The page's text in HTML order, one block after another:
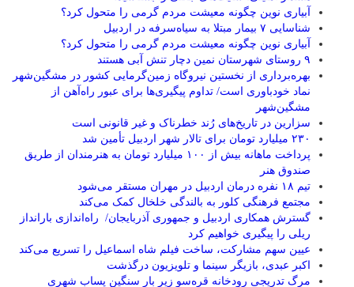
آبیاری نوین چگونه معیشت مردم گرمی را متحول کرد؟
شناسایی ۷ بیمار مبتلا به سیاه‌سرفه در اردبیل
آبیاری نوین چگونه معیشت مردم گرمی را متحول کرد؟
۹ روستای شهرستان نمین دچار تنش آبی هستند
بهره‌برداری از نخستین نیروگاه زمین‌گرمایی کشور در مشگین‌شهر
نماد خودباوری است/ تداوم پیگیری‌ها برای عبور راه‌آهن از
مشگین‌شهر
سزارین در تاریخ‌های رُند خطرناک و غیر قانونی است
۲۳۰ میلیارد تومان برای تالار شهر اردبیل تأمین شد
پرداخت ماهانه بیش از ۱۰۰ میلیارد تومان به هنرمندان از طریق
صندوق هنر
تیم ۱۸ نفره درمان اردبیل در مهران مستقر می‌شود
مجتمع فرهنگی کلور به بالندگی خلخال کمک می‌کند
گسترش همکاری اردبیل و جمهوری آذربایجان/ راه‌اندازی بارانداز
ریلی را پیگیری خواهیم کرد
عیین سهم مشارکت، ساخت فیلم شاه‌ اسماعیل را تسریع می‌کند
اکبر عبدی، بازیگر سینما و تلویزیون درگذشت
مرگ تدریجی رودخانه قره‌سو زیر بار سنگین پساب شهری